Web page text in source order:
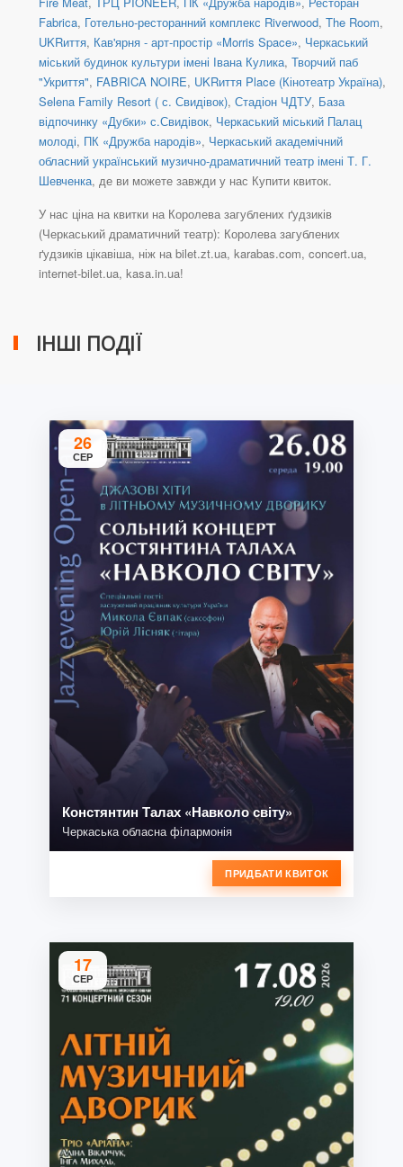
Fabrica, Готельно-ресторанний комплекс Riverwood, The Room,
UKRиття, Кав'ярня - арт-простір «Morris Space», Черкаський
міський будинок культури імені Івана Кулика, Творчий паб
"Укриття", FABRICA NOIRE, UKRиття Place (Кінотеатр Україна),
Selena Family Resort ( с. Свидівок), Стадіон ЧДТУ, База
відпочинку «Дубки» с.Свидівок, Черкаський міський Палац
молоді, ПК «Дружба народів», Черкаський академічний
обласний український музично-драматичний театр імені Т. Г.
Шевченка, де ви можете завжди у нас Купити квиток.
У нас ціна на квитки на Королева загублених ґудзиків
(Черкаський драматичний театр): Королева загублених
ґудзиків цікавіша, ніж на bilet.zt.ua, karabas.com, concert.ua,
internet-bilet.ua, kasa.in.ua!
ІНШІ ПОДІЇ
26
СЕР
Констянтин Талах «Навколо світу»
Черкаська обласна філармонія
ПРИДБАТИ КВИТОК
17
СЕР